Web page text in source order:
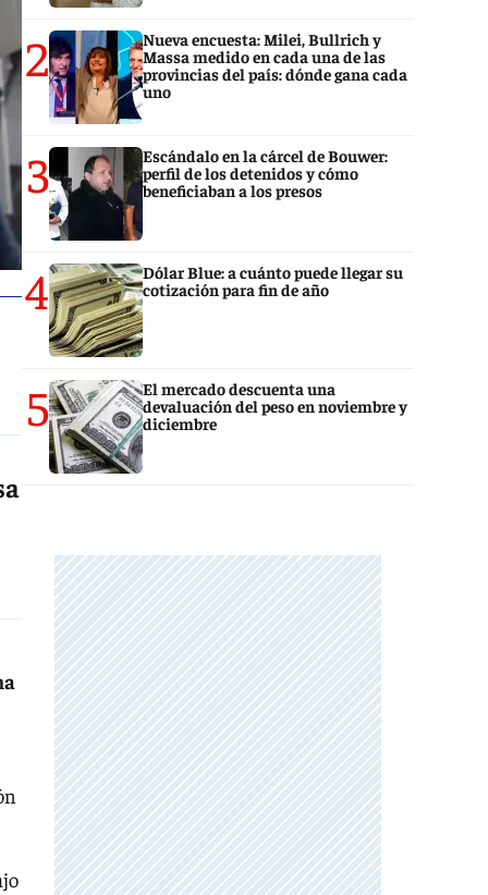
2
Nueva encuesta: Milei, Bullrich y
Massa medido en cada una de las
provincias del país: dónde gana cada
uno
3
Escándalo en la cárcel de Bouwer:
perfil de los detenidos y cómo
beneficiaban a los presos
4
Dólar Blue: a cuánto puede llegar su
cotización para fin de año
5
El mercado descuenta una
devaluación del peso en noviembre y
diciembre